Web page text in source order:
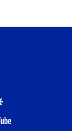
google
youtube-